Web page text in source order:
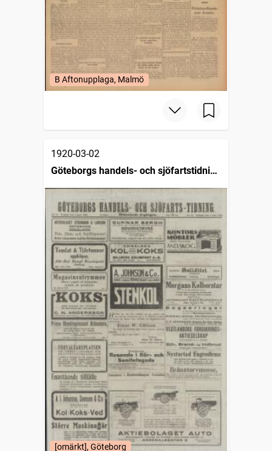
B Aftonupplaga, Malmö
1920-03-02
Göteborgs handels- och sjöfartstidning
(1832)
[omärkt], Göteborg